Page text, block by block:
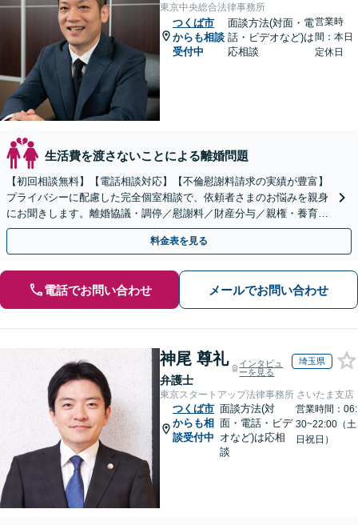
東京中央総合法律事務所
つくば市
からも相談
受付中
面談方法(対面・電
話・ビデオなど)は
応相談
営業時
間：本日
定休日
生活費を渡さないことによる離婚問題
【初回相談無料】【電話相談対応】【不倫慰謝料請求の実績が豊富】
プライバシーに配慮した完全個室相談で、依頼者さまのお悩みを親身
にお聞きします。離婚協議・調停／慰謝料／財産分与／親権・養育
費・面会交流／婚姻費用【休日・夜間相談可】
料金表を見る
電話でお問い合わせ メールでお問い合わせ
神尾 尊礼
弁護士
インタビュ
ーを見る
埼玉県
東京スタートアップ法律事務所 さいたま支店
つくば市
からも相
談受付中
面談方法(対
面・電話・ビデ
オなど)は応相
談
営業時間：06:
30~22:00（土
日祝日）